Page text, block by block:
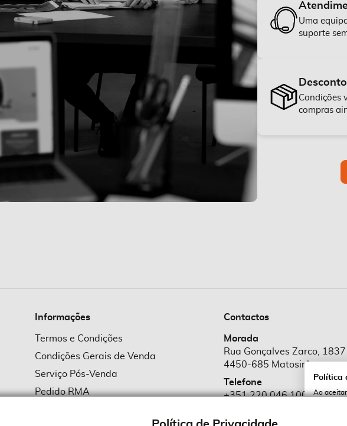
Uma
suporte
Condições
compras
Informações
Termos e Condições
Condições Gerais de Venda
Serviço Pós-Venda
Pedido RMA
Contactos
Morada
Rua Gonçalves Zarco, 1837
4450-685 Matosinhos
Telefone
+351 220 046 100
Política
Ao